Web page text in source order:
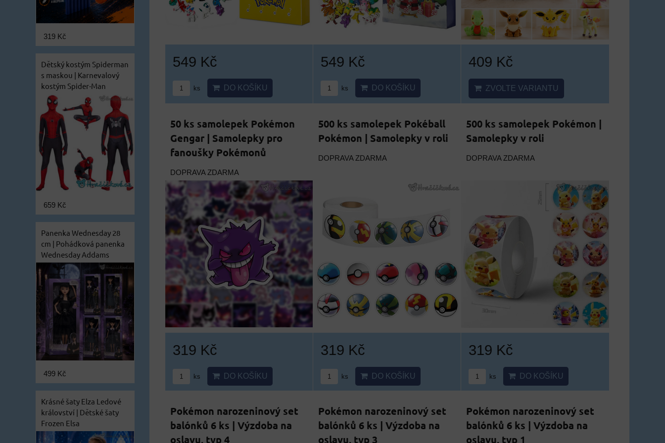
549 Kč
ks DO KOŠÍKU
549 Kč
ks DO KOŠÍKU
409 Kč
ZVOLTE VARIANTU
50 ks samolepek Pokémon
Gengar | Samolepky pro
fanoušky Pokémonů
DOPRAVA ZDARMA
319 Kč
ks DO KOŠÍKU
500 ks samolepek Pokéball
Pokémon | Samolepky v roli
DOPRAVA ZDARMA
319 Kč
ks DO KOŠÍKU
500 ks samolepek Pokémon |
Samolepky v roli
DOPRAVA ZDARMA
319 Kč
ks DO KOŠÍKU
Pokémon narozeninový set
balónků 6 ks | Výzdoba na
oslavu, typ 4
Pokémon narozeninový set
balónků 6 ks | Výzdoba na
oslavu, typ 3
Pokémon narozeninový set
balónků 6 ks | Výzdoba na
oslavu, typ 1
319 Kč
Dětský kostým Spiderman
s maskou | Karnevalový
kostým Spider-Man
659 Kč
Panenka Wednesday 28
cm | Pohádková panenka
Wednesday Addams
499 Kč
Krásné šaty Elza Ledové
království | Dětské šaty
Frozen Elsa